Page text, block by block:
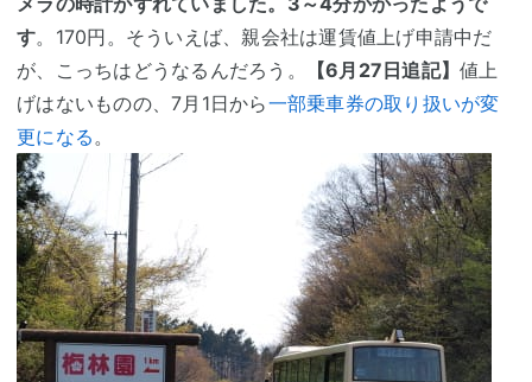
す。170円。そういえば、親会社は運賃値上げ申請中だ
が、こっちはどうなるんだろう。
【6月27日追記】 値上
げはないものの、7月1日から一部乗車券の取り扱いが変
更になる。